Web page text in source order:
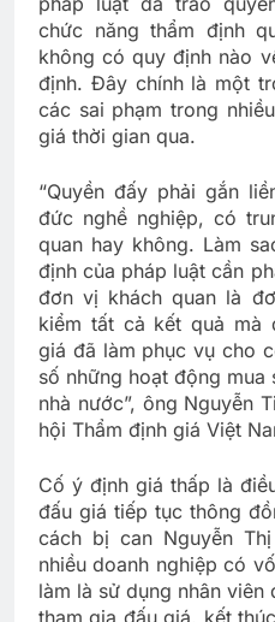
chức năng thẩm định
không có quy định nào
định. Đây chính là một
các sai phạm trong
giá thời gian qua.
“Quyền đấy phải gắn
đức nghề nghiệp, có
quan hay không. Làm
định của pháp luật cần
đơn vị khách quan là
kiểm tất cả kết quả mà
giá đã làm phục vụ cho
số những hoạt động mua
nhà nước”, ông Nguyễn
hội Thẩm định giá Việt
Cố ý định giá thấp là
đấu giá tiếp tục thông
cách bị can Nguyễn
nhiều doanh nghiệp có
làm là sử dụng nhân
tham gia đấu giá, kết